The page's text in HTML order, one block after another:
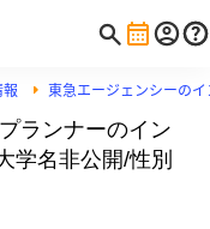
東急エージェンシーの
ランナーのイン
学名非公開/性別